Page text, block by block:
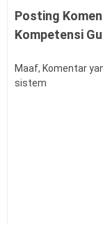
Posting
Kompetensi
Maaf, Komentar
sistem